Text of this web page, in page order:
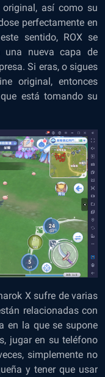
así como su
perfectamente en
sentido, ROX se
una nueva capa de
Si eras, o sigues
original, entonces
está tomando su
X sufre de varias
relacionadas con
en la que se supone
jugar en su teléfono
simplemente no
y tener que usar